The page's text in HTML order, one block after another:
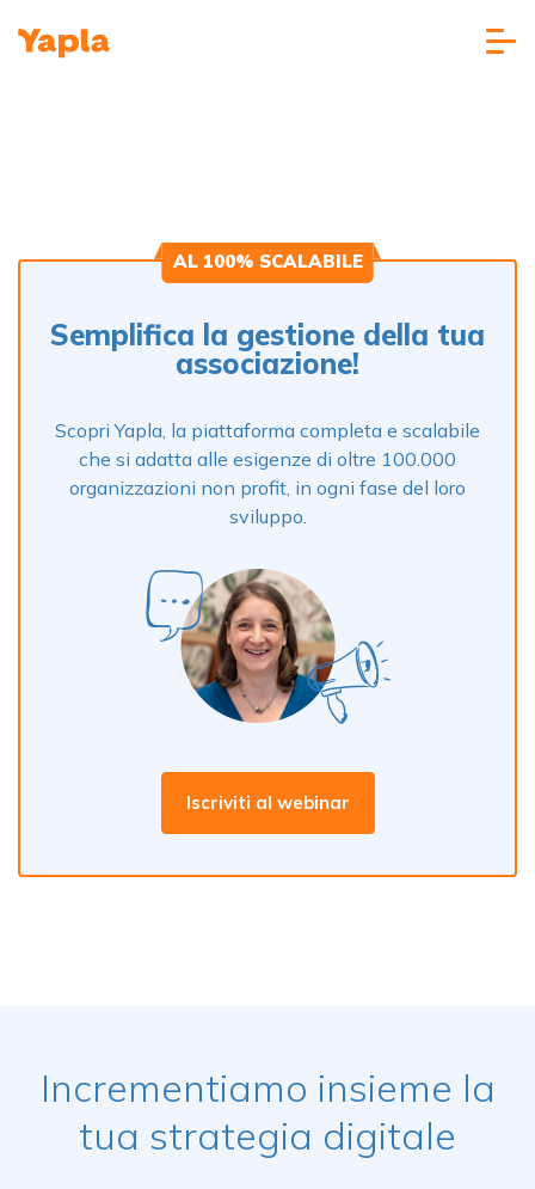
AL 100% SCALABILE
Semplifica la gestione della tua
associazione!
Scopri Yapla, la piattaforma completa e scalabile
che si adatta alle esigenze di oltre 100.000
organizzazioni non profit, in ogni fase del loro
sviluppo.
Iscriviti al webinar
Incrementiamo insieme la
tua strategia digitale